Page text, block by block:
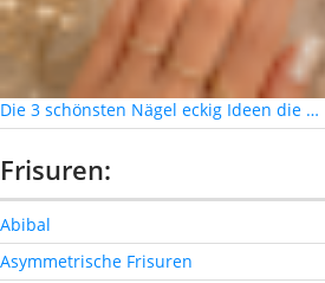
Die 3 schönsten Nägel eckig Ideen die …
Frisuren:
Abibal
Asymmetrische Frisuren